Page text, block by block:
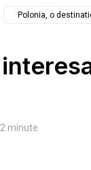
Polonia, o
2 minute